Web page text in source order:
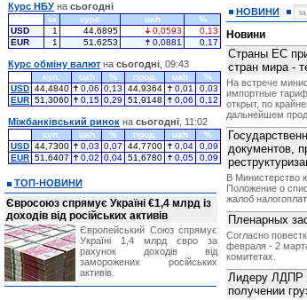
НОВИНИ
Новини
Страны ЕС
стран мира -
На встрече
импортные
открыт, по
дальнейшем
документов,
В Министерство
Положение о
жалоб
Пленарных
Согласно
февраля - 2
комитетах.
Лидеру ЛДПР
получении
Курс НБУ на сьогодні
за курс uah
%
USD
1 44,6895 0,0593
0,13
EUR
1 51,6253 0,0881 0,17
Курс обміну валют на сьогодні , 09:43
куп. uah % прод. uah
%
USD 44,4840 0,06 0,13 44,9364 0,01
0,03
EUR 51,3060 0,15 0,29 51,9148 0,06 0,12
Міжбанківський ринок на сьогодні , 11:02
куп. uah % прод. uah
%
USD 44,7300 0,03 0,07 44,7700 0,04
0,09
EUR 51,6407 0,02 0,04 51,6780 0,05 0,09
ТОП-НОВИНИ
Євросоюз спрямує Україні €1,4 млрд із
доходів від російських активів
Європейський Союз спрямує
Україні 1,4 млрд євро за
рахунок доходів від
заморожених російських
активів.